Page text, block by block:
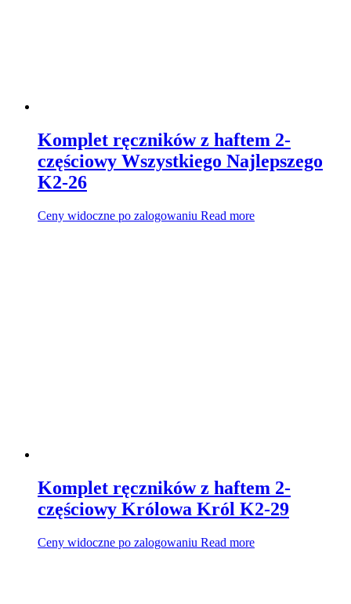
Komplet ręczników z haftem 2-
częściowy Wszystkiego Najlepszego
K2-26
Ceny widoczne po zalogowaniu Read more
Komplet ręczników z haftem 2-
częściowy Królowa Król K2-29
Ceny widoczne po zalogowaniu Read more